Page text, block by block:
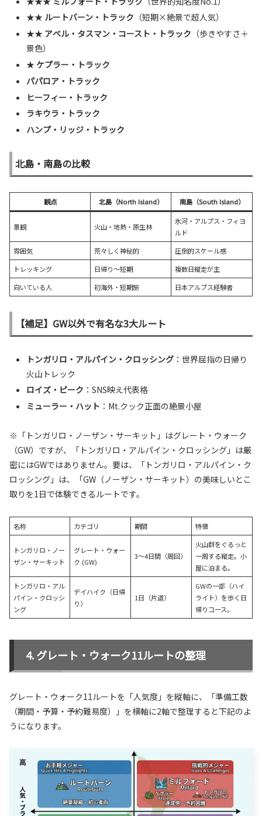
★★ ルートバーン・トラック （短期×絶景で超人気）
★★ アベル・タスマン・コースト・トラック （歩きやすさ＋
景色）
★ ケプラー・トラック
パパロア・トラック
ヒーフィー・トラック
ラキウラ・トラック
ハンプ・リッジ・トラック
北島・南島の比較
観点 北島（North Island） 南島（South Island）
景観 火山・地熱・原生林
氷河・アルプス・フィヨ
ルド
雰囲気
荒々しく神秘的
圧倒的スケール感
トレッキング
日帰り〜短期
複数日縦走が主
向いている人
初海外・短期旅 日本アルプス経験者
【補足】GW以外で有名な3大ルート
トンガリロ・アルパイン・クロッシング：世界屈指の日帰り
火山トレック
ロイズ・ピーク ：SNS映え代表格
ミューラー・ハット ：Mt.クック正面の絶景小屋
※「トンガリロ・ノーザン・サーキット」はグレート・ウォーク
（GW）ですが、「トンガリロ・アルパイン・クロッシング」は厳
密にはGWではありません。要は、「トンガリロ・アルパイン・ク
ロッシング」は、「GW（ノーザン・サーキット）の美味しいとこ
取りを1日で体験できるルートです。
名称 カテゴリ 期間 特徴
トンガリロ・ノー
ザン・サーキット
グレート・ウォー
ク (GW)
3〜4日間（周回）
火山群をぐるっと
一周する縦走。小
屋に泊まる。
トンガリロ・アル
パイン・クロッシ
ング
デイハイク（日帰
り）
1日（片道）
GWの一部（ハイ
ライト）を歩く日
帰りコース。
グレート・ウォーク11ルートの整理
グレート・ウォーク11ルートを「人気度」を縦軸に、「準備工数
（期間・予算・予約難易度）」を横軸に2軸で整理すると下記のよ
うになります。